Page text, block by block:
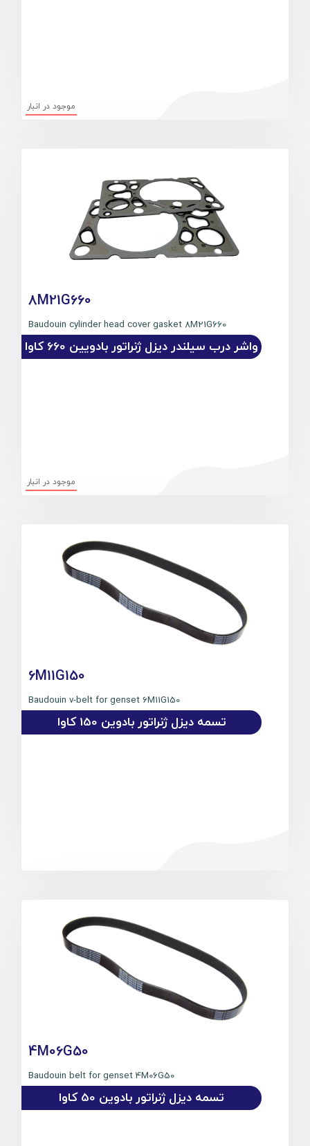
موجود در انبار
8M21G660
Baudouin cylinder head cover gasket 8M21G660
واشر درب سیلندر دیزل ژنراتور بادویین 660 کاوا
موجود در انبار
6M11G150
Baudouin v-belt for genset 6M11G150
تسمه دیزل ژنراتور بادوین 150 کاوا
4M06G50
Baudouin belt for genset 4M06G50
تسمه دیزل ژنراتور بادوین 50 کاوا